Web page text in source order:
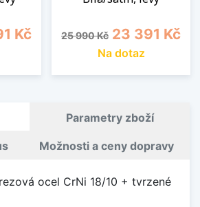
Kč Běžná cena
25 990 Kč Cena
23 391 Kč
Na dotaz
Parametry zboží
Možnosti a ceny dopravy
ocel CrNi 18/10 + tvrzené